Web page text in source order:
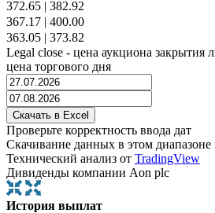
372.65 | 382.92
367.17 | 400.00
363.05 | 373.82
Legal close - цена аукциона закрытия
цена торгового дня
Проверьте корректность ввода дат
Скачивание данных в этом
Технический анализ от TradingView
Дивиденды компании Aon plc
История выплат